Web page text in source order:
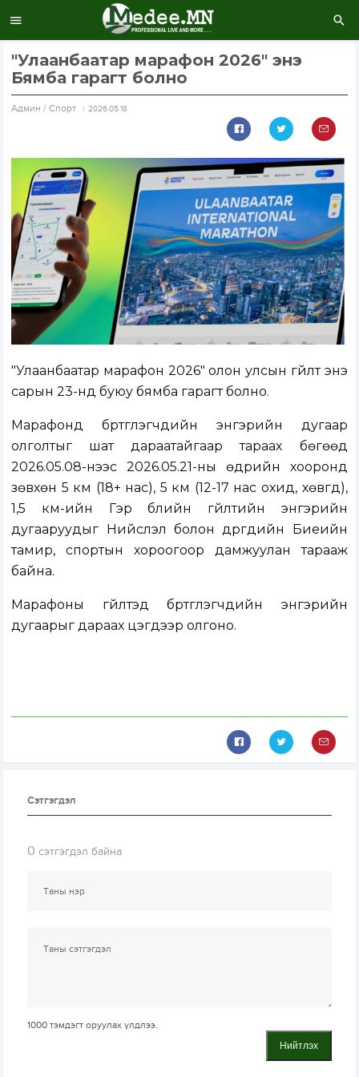
"Улаанбаатар марафон 2026" энэ
Бямба гарагт болно
Aдмин / Спорт 2026.05.18
"Улаанбаатар марафон 2026" олон улсын гүйлт энэ
сарын 23-нд буюу бямба гарагт болно.
Марафонд бүртгүүлэгчдийн энгэрийн дугаар
олголтыг шат дараатайгаар тараах бөгөөд
2026.05.08-нээс 2026.05.21-ны өдрийн хооронд
зөвхөн 5 км (18+ нас), 5 км (12-17 нас охид, хөвгүүд),
1,5 км-ийн Гэр бүлийн гүйлтийн энгэрийн
дугааруудыг Нийслэл болон дүүргүүдийн Биеийн
тамир, спортын хороогоор дамжуулан тарааж
байна.
Марафоны гүйлтэд бүртгүүлэгчдийн энгэрийн
дугаарыг дараах цэгүүдээр олгоно.
Сэтгэгдэл
0 сэтгэгдэл байна
1000 тэмдэгт оруулах үлдлээ.
Нийтлэх